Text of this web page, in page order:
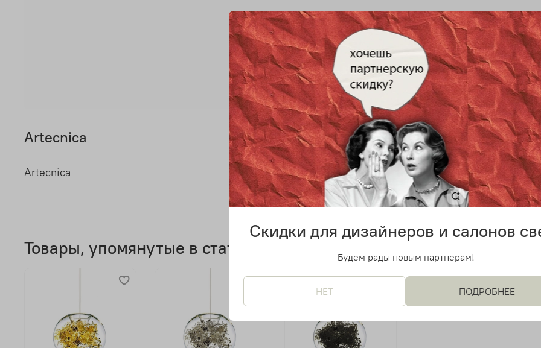
Artecnica
Artecnica
Товары, упомянутые в статье
Скидки для дизайнеров и салонов
Будем рады новым партнерам!
НЕТ ПОДРОБНЕЕ